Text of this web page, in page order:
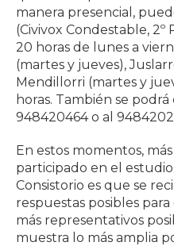
manera presencial,
(Civivox Condestable, 2º
20 horas de lunes a
(martes y jueves),
Mendillorri (martes y
horas. También se
948420464 o al
En estos momentos,
participado en el
Consistorio es que se
respuestas posibles
más representativos
muestra lo más amplia